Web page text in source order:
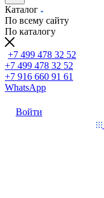
Каталог
По всему сайту
По каталогу
+7 499 478 32 52
+7 499 478 32 52
+7 916 660 91 61
WhatsApp
Войти